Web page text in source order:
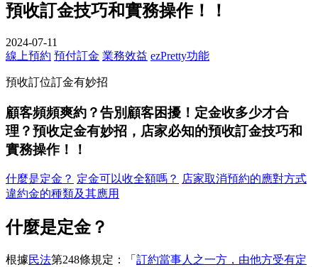
預收訂金技巧和實務操作！！
2024-07-11
線上預約 預付訂金 業務效益 ezPretty功能
預收訂位訂金有妙招
顧客頻頻爽約？告別顧客困擾！定金收多少才合
理？預收定金有妙招，店家必知的預收訂金技巧和
實務操作！！
什麼是定金？ 定金可以收全額嗎？ 店家取消預約的應對方式
違約金的種類及其應用
什麼是定金？
根據民法第248條規定：「 訂約當事人之一方，由他方受有定